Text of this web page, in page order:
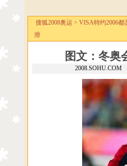
搜狐2008奥运 > VISA特约2006都
滑
图文：冬奥
2008.SOHU.COM